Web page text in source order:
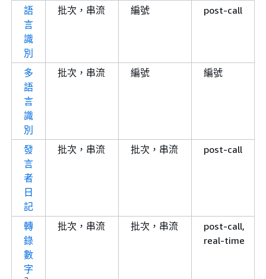
語
言
識
別
批次，串流 編號 post-call
多
語
言
識
別
批次，串流 編號 編號
發
言
者
日
記
批次，串流 批次，串流 post-call
轉
錄
數
字
批次，串流 批次，串流
post-call,
real-time